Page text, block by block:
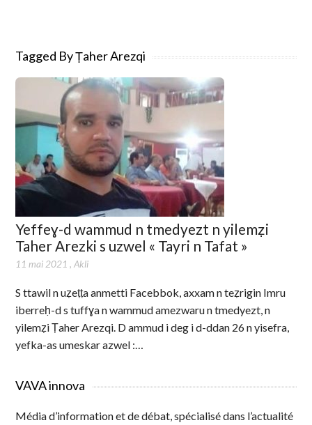
Tagged By Ṭaher Arezqi
Yeffeɣ-d wammud n tmedyezt n yilemẓi
Taher Arezki s uzwel « Tayri n Tafat »
11 mai 2021 ,Akli
S ttawil n uẓeṭṭa anmetti Facebbok, axxam n teẓrigin Imru
iberreḥ-d s tuffɣa n wammud amezwaru n tmedyezt, n
yilemẓi Ṭaher Arezqi. D ammud i deg i d-ddan 26 n yisefra,
yefka-as umeskar azwel :…
VAVA innova
Média d’information et de débat, spécialisé dans l’actualité